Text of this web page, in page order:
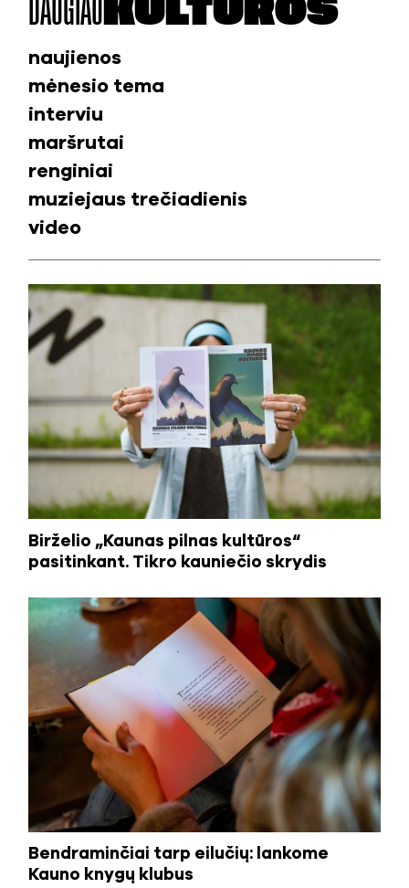
DAUGIAU KULTŪROS
Birželio „Kaunas pilnas kultūros“
pasitinkant. Tikro kauniečio skrydis
Bendraminčiai tarp eilučių: lankome
Kauno knygų klubus
naujienos
mėnesio tema
interviu
maršrutai
renginiai
muziejaus trečiadienis
video